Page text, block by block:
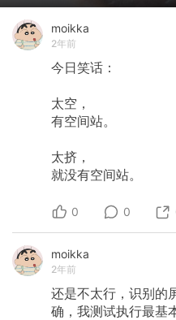
moikka
2年前
今日笑话：
太空，
有空间站。
太挤，
就没有空间站。
0 0
moikka
2年前
还是不太行，识别的
确，我测试执行最基